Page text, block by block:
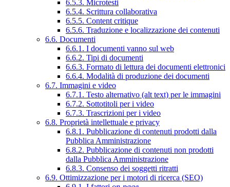
6.5.3. Microtesti
6.5.4. Scrittura collaborativa
6.5.5. Content critique
6.5.6. Traduzione e localizzazione dei contenuti
6.6. Documenti
6.6.1. I documenti vanno sul web
6.6.2. Tipi di documenti
6.6.3. Formato di lettura dei documenti elettronici
6.6.4. Modalità di produzione dei documenti
6.7. Immagini e video
6.7.1. Testo alternativo (alt text) per le immagini
6.7.2. Sottotitoli per i video
6.7.3. Trascrizioni per i video
6.8. Proprietà intellettuale e privacy
6.8.1. Pubblicazione di contenuti prodotti dalla
Pubblica Amministrazione
6.8.2. Pubblicazione di contenuti non prodotti
dalla Pubblica Amministrazione
6.8.3. Consenso dei soggetti ritratti
6.9. Ottimizzazione per i motori di ricerca (SEO)